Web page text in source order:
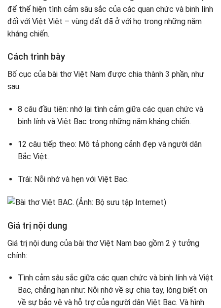
để thể hiện tình cảm sâu sắc của các quan chức và binh lính
đối với Việt Việt – vùng đất đã ở với họ trong những năm
kháng chiến.
Cách trình bày
Bố cục của bài thơ Việt Nam được chia thành 3 phần, như
sau:
8 câu đầu tiên: nhớ lại tình cảm giữa các quan chức và
binh lính và Việt Bac trong những năm kháng chiến.
12 câu tiếp theo: Mô tả phong cảnh đẹp và người dân
Bắc Việt.
Trái: Nỗi nhớ và hẹn với Việt Bac.
Giá trị nội dung
Giá trị nội dung của bài thơ Việt Nam bao gồm 2 ý tưởng
chính:
Tình cảm sâu sắc giữa các quan chức và binh lính và Việt
Bac, chẳng hạn như: Nỗi nhớ về sự chia tay, lòng biết ơn
về sự bảo vệ và hỗ trợ của người dân Việt Bac. Và hình